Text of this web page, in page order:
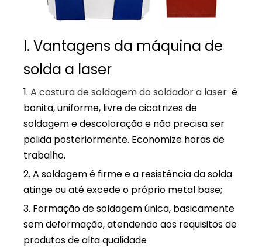
I. Vantagens da máquina de
solda a laser
1. A costura de soldagem do soldador a laser é
bonita, uniforme, livre de cicatrizes de
soldagem e descoloração e não precisa ser
polida posteriormente. Economize horas de
trabalho.
2. A soldagem é firme e a resistência da solda
atinge ou até excede o próprio metal base;
3. Formação de soldagem única, basicamente
sem deformação, atendendo aos requisitos de
produtos de alta qualidade